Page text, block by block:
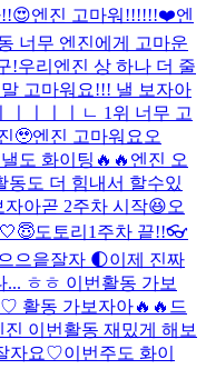
엔진 고마워!!!!!!❤️엔
너무 엔진에게 고마운
!우리엔진 상 하나 더 줄
고마워요!!! 낼 보자아
ㅣㅣㅣㅣㄴ 1위 너무 고
🥹엔진 고마워요오
도 화이팅🔥🔥 엔진 오
도 더 힘내서 할수있
자아곧 2주차 시작😆오
도토리 1주차 끝!!👓
으읕잘자 🌓이제 진짜
... ㅎㅎ 이번활동 가보
활동 가보자아🔥🔥 드
이번활동 재밌게 해보
자요♡이번주도 화이